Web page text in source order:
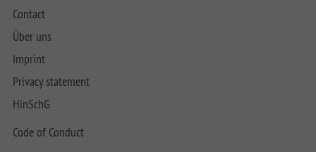
Contact
Über uns
Imprint
Privacy statement
HinSchG
Code of Conduct